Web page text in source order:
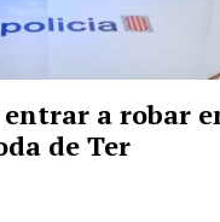
a robar
de Ter